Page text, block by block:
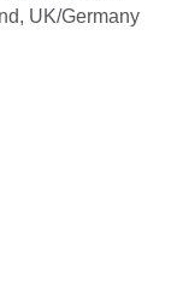
UK/Germany